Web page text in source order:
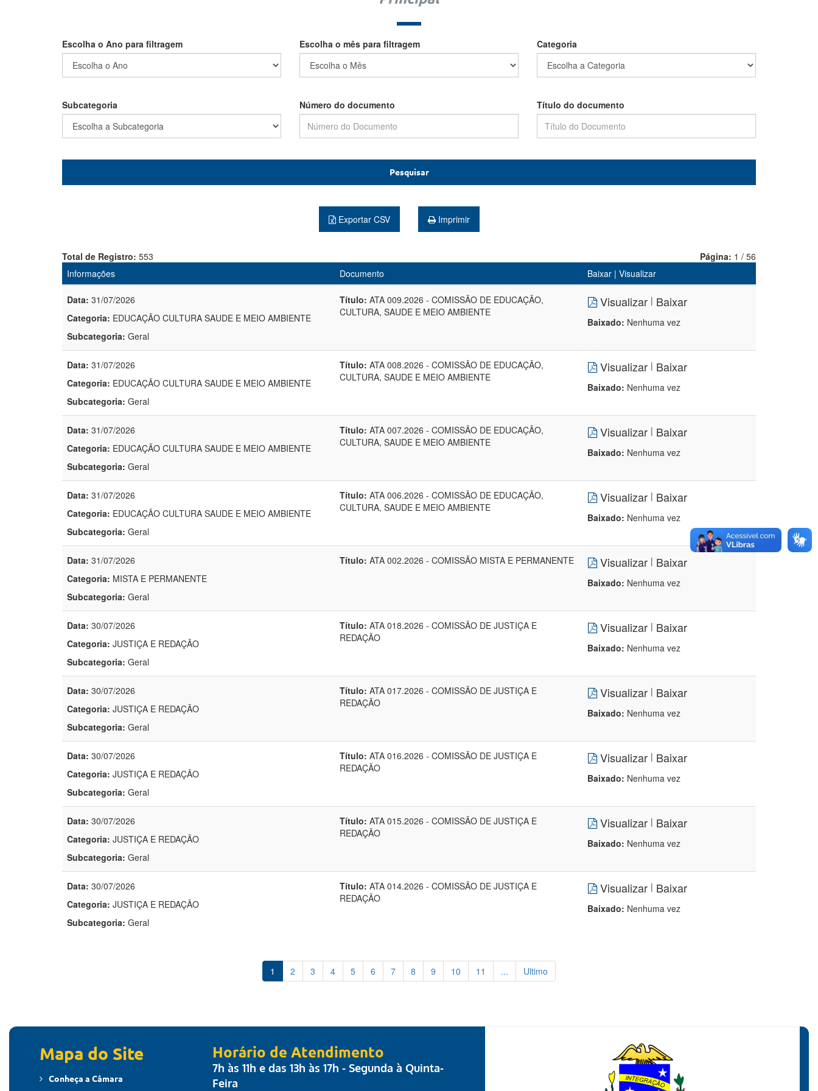
Escolha o Ano para filtragem Escolha o mês para filtragem Categoria
Subcategoria Número do documento Título do documento
Pesquisar
Exportar CSV Imprimir
Total de Registro: 553 Página: 1 / 56
Informações
Documento Baixar | Visualizar
Data: 31/07/2026
Categoria: EDUCAÇÃO CULTURA SAUDE E MEIO AMBIENTE
Subcategoria: Geral
Título: ATA 009.2026 - COMISSÃO DE EDUCAÇÃO,
CULTURA, SAUDE E MEIO AMBIENTE
Visualizar | Baixar
Baixado: Nenhuma vez
Data: 31/07/2026
Categoria: EDUCAÇÃO CULTURA SAUDE E MEIO AMBIENTE
Subcategoria: Geral
Título: ATA 008.2026 - COMISSÃO DE EDUCAÇÃO,
CULTURA, SAUDE E MEIO AMBIENTE
Visualizar | Baixar
Baixado: Nenhuma vez
Data: 31/07/2026
Categoria: EDUCAÇÃO CULTURA SAUDE E MEIO AMBIENTE
Subcategoria: Geral
Título: ATA 007.2026 - COMISSÃO DE EDUCAÇÃO,
CULTURA, SAUDE E MEIO AMBIENTE
Visualizar | Baixar
Baixado: Nenhuma vez
Data: 31/07/2026
Categoria: EDUCAÇÃO CULTURA SAUDE E MEIO AMBIENTE
Subcategoria: Geral
Título: ATA 006.2026 - COMISSÃO DE EDUCAÇÃO,
CULTURA, SAUDE E MEIO AMBIENTE
Visualizar | Baixar
Baixado: Nenhuma vez
Data: 31/07/2026
Categoria: MISTA E PERMANENTE
Subcategoria: Geral
Título: ATA 002.2026 - COMISSÃO MISTA E PERMANENTE Visualizar | Baixar
Baixado: Nenhuma vez
Data: 30/07/2026
Categoria: JUSTIÇA E REDAÇÃO
Subcategoria: Geral
Título: ATA 018.2026 - COMISSÃO DE JUSTIÇA E
REDAÇÃO
Visualizar | Baixar
Baixado: Nenhuma vez
Data: 30/07/2026
Categoria: JUSTIÇA E REDAÇÃO
Subcategoria: Geral
Título: ATA 017.2026 - COMISSÃO DE JUSTIÇA E
REDAÇÃO
Visualizar | Baixar
Baixado: Nenhuma vez
Data: 30/07/2026
Categoria: JUSTIÇA E REDAÇÃO
Subcategoria: Geral
Título: ATA 016.2026 - COMISSÃO DE JUSTIÇA E
REDAÇÃO
Visualizar | Baixar
Baixado: Nenhuma vez
Data: 30/07/2026
Categoria: JUSTIÇA E REDAÇÃO
Subcategoria: Geral
Título: ATA 015.2026 - COMISSÃO DE JUSTIÇA E
REDAÇÃO
Visualizar | Baixar
Baixado: Nenhuma vez
Data: 30/07/2026
Categoria: JUSTIÇA E REDAÇÃO
Subcategoria: Geral
Título: ATA 014.2026 - COMISSÃO DE JUSTIÇA E
REDAÇÃO
Visualizar | Baixar
Baixado: Nenhuma vez
1 2 3 4 5 6 7 8 9 10 11 ... Ultimo
Horário de Atendimento
7h às 11h e das 13h às 17h - Segunda à Quinta-
Feira
Mapa do Site
Conheça a Câmara